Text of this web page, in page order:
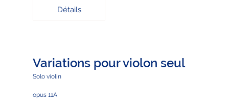
Détails
Variations pour violon seul
Solo violin
opus 11A